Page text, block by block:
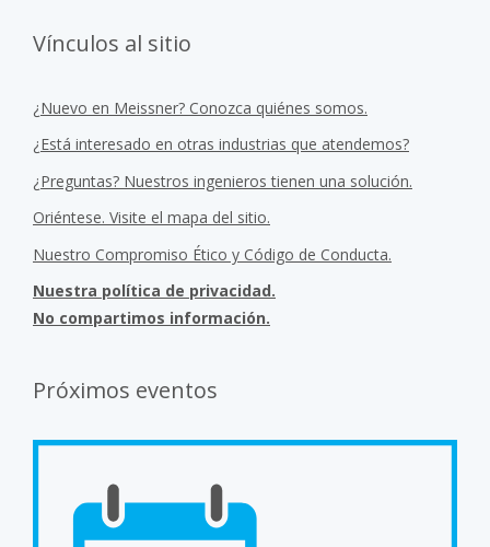
Vínculos al sitio
¿Nuevo en Meissner? Conozca quiénes somos.
¿Está interesado en otras industrias que atendemos?
¿Preguntas? Nuestros ingenieros tienen una solución.
Oriéntese. Visite el mapa del sitio.
Nuestro Compromiso Ético y Código de Conducta.
Nuestra política de privacidad.
No compartimos información.
Próximos eventos